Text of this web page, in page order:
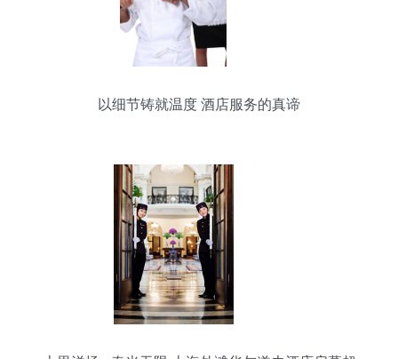
以细节铸就温度 酒店服务的真谛